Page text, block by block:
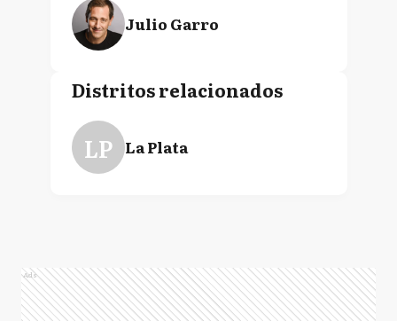
Julio Garro
Distritos relacionados
LP La Plata
Ads